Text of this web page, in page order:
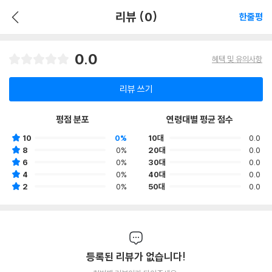
리뷰 (0) 한줄평
0.0 혜택 및 유의사항
리뷰 쓰기
평점 분포
10
0%
8
0%
6
0%
4
0%
2
0%
연령대별 평균 점수
10대
0.0
20대
0.0
30대
0.0
40대
0.0
50대
0.0
등록된 리뷰가 없습니다!